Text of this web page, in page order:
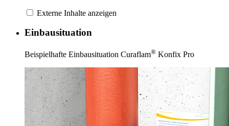
Externe Inhalte anzeigen
Einbausituation
Beispielhafte Einbausituation Curaflam® Konfix Pro